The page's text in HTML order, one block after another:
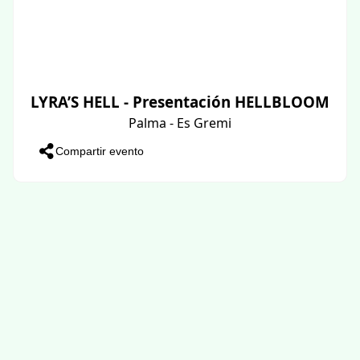
LYRA’S HELL - Presentación HELLBLOOM
Palma - Es Gremi
Compartir evento